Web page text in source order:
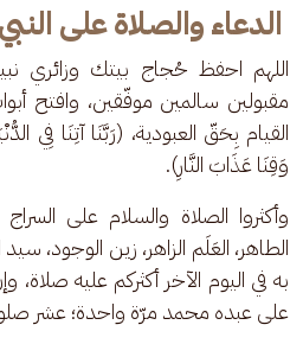
الدعاء والصلاة على
اللهم احفظ حُجاج بيتك وزائري
مقبولين سالمين موفّقين، وافتح
القيام بِحَقّ العبودية، (رَبَّنَا آتِنَا فِي
وَقِنَا عَذَابَ النَّارِ).
وأكثروا الصلاة والسلام على السراج
الطاهر، العَلَم الزاهر، زين الوجود،
به في اليوم الآخر أكثركم عليه
على عبده محمد مرّة واحدة؛ عشر